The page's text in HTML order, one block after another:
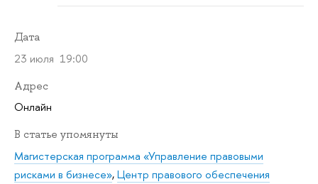
Дата
23 июля 19:00
Адрес
Онлайн
В статье упомянуты
Магистерская программа «Управление правовыми
рисками в бизнесе»,Центр правового обеспечения